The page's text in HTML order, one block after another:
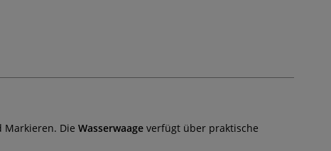
Markieren. Die Wasserwaage verfügt über praktische